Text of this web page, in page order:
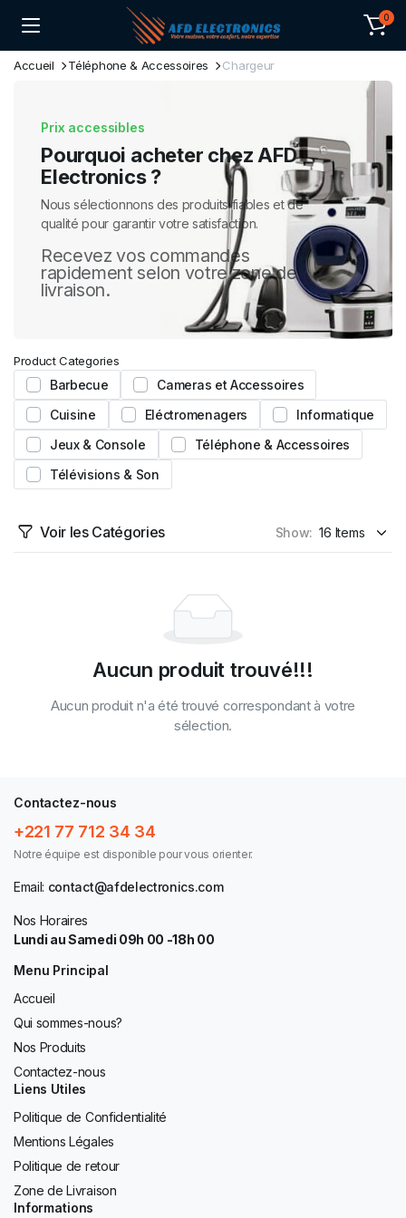
0
Accueil Téléphone & Accessoires ⁠Chargeur
Prix accessibles
Pourquoi acheter chez AFD
Electronics ?
Nous sélectionnons des produits fiables et de
qualité pour garantir votre satisfaction.
Recevez vos commandes
rapidement selon votre zone de
livraison.
Product Categories
Barbecue
Cameras et Accessoires
Cuisine
Eléctromenagers
Informatique
Jeux & Console
Téléphone & Accessoires
Télévisions & Son
Voir les Catégories Show:
Aucun produit trouvé!!!
Aucun produit n'a été trouvé correspondant à votre
sélection.
Contactez-nous
+221 77 712 34 34
Notre équipe est disponible pour vous orienter.
Email: contact@afdelectronics.com
Nos Horaires
Lundi au Samedi 09h 00 -18h 00
Menu Principal
Accueil
Qui sommes-nous?
Nos Produits
Contactez-nous
Liens Utiles
Politique de Confidentialité
Mentions Légales
Politique de retour
Zone de Livraison
Informations